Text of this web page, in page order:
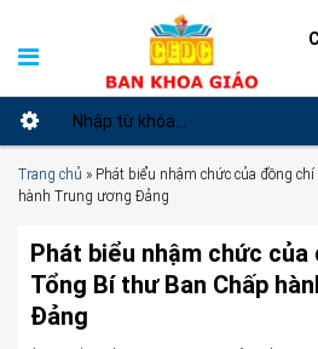
Trang chủ » Phát biểu nhậm chức của đồng
hành Trung ương Đảng
Phát biểu nhậm chức của
Tổng Bí thư Ban Chấp
Đảng